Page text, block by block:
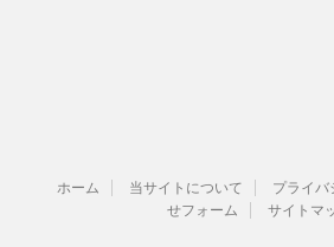
ホーム 当サイトについて プライバ
せフォーム
サイトマ